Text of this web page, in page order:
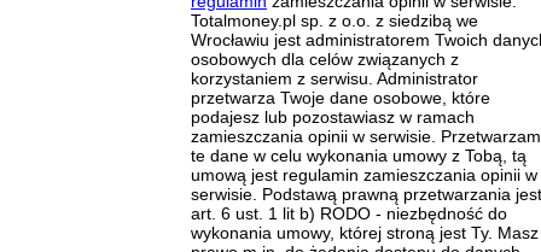
Totalmoney.pl sp. z o.o. z siedzibą we
Wrocławiu jest administratorem Twoich
osobowych dla celów związanych z
korzystaniem z serwisu. Administrator
przetwarza Twoje dane osobowe, które
podajesz lub pozostawiasz w ramach
zamieszczania opinii w serwisie.
te dane w celu wykonania umowy z Tobą, tą
umową jest regulamin zamieszczania opinii w
serwisie. Podstawą prawną przetwarzania jest
art. 6 ust. 1 lit b) RODO - niezbędność do
wykonania umowy, której stroną jest Ty. Masz